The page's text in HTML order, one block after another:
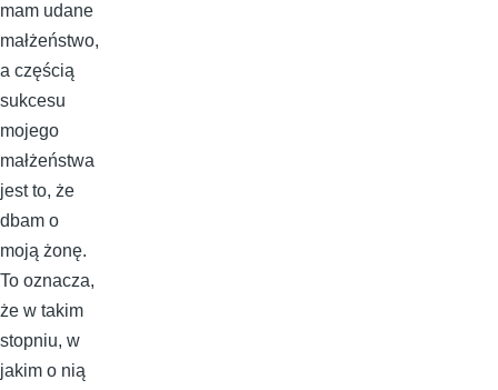
mam udane
małżeństwo,
a częścią
sukcesu
mojego
małżeństwa
jest to, że
dbam o
moją żonę.
To oznacza,
że w takim
stopniu, w
jakim o nią